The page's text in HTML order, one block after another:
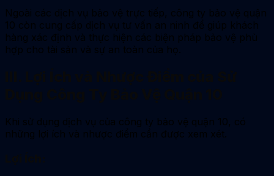
Ngoài các dịch vụ bảo vệ trực tiếp, công ty bảo vệ quận
10 còn cung cấp dịch vụ tư vấn an ninh để giúp khách
hàng xác định và thực hiện các biện pháp bảo vệ phù
hợp cho tài sản và sự an toàn của họ.
Khi sử dụng dịch vụ của công ty bảo vệ quận 10, có
những lợi ích và nhược điểm cần được xem xét.